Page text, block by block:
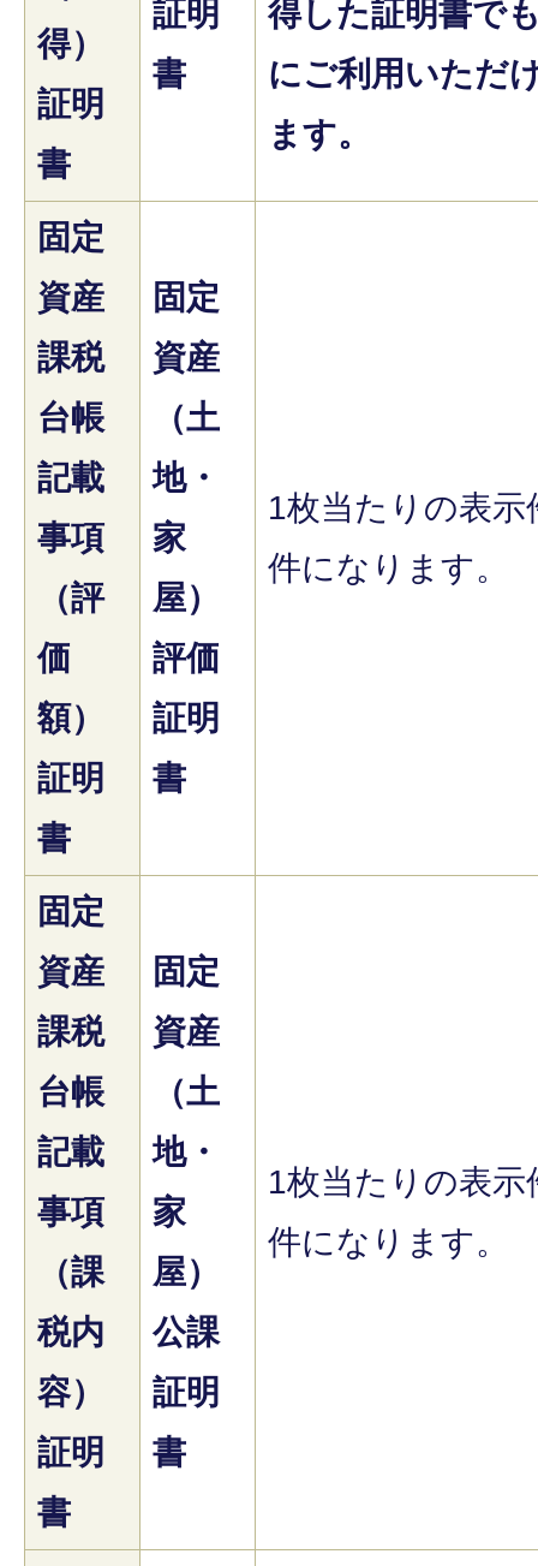
得）
証明
書
証明
書
得した証明書で
にご利用いただ
ます。
固定
資産
課税
台帳
記載
事項
（評
価
額）
証明
書
固定
資産
（土
地・
家
屋）
評価
証明
書
1枚当たりの表
件になります。
固定
資産
課税
台帳
記載
事項
（課
税内
容）
証明
書
固定
資産
（土
地・
家
屋）
公課
証明
書
1枚当たりの表
件になります。